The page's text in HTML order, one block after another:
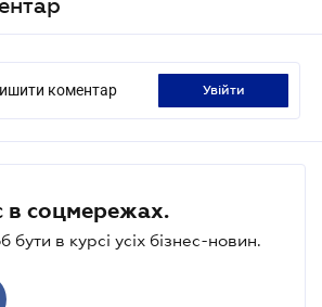
коментар увійти
в соцмережах.
бути в курсі усіх бізнес-новин.